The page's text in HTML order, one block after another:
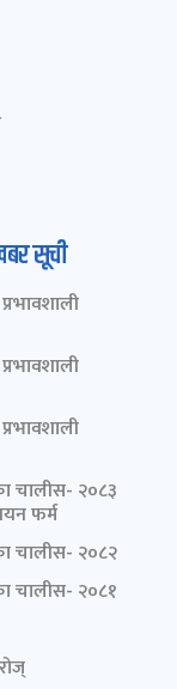
सूची
चालीस- २०८३
फर्म
चालीस- २०८२
चालीस- २०८१